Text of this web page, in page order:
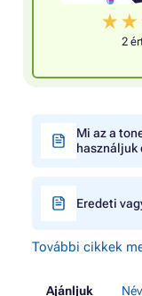
2
Mi az a
használjuk
Eredeti
További cikkek
Ajánljuk